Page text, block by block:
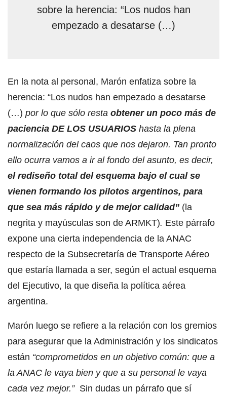
sobre la herencia: “Los nudos han
empezado a desatarse (…)
En la nota al personal, Marón enfatiza sobre la
herencia: “Los nudos han empezado a desatarse
(…) por lo que sólo resta obtener un poco más de
paciencia DE LOS USUARIOS hasta la plena
normalización del caos que nos dejaron. Tan pronto
ello ocurra vamos a ir al fondo del asunto, es decir,
el rediseño total del esquema bajo el cual se
vienen formando los pilotos argentinos, para
que sea más rápido y de mejor calidad” (la
negrita y mayúsculas son de ARMKT). Este párrafo
expone una cierta independencia de la ANAC
respecto de la Subsecretaría de Transporte Aéreo
que estaría llamada a ser, según el actual esquema
del Ejecutivo, la que diseña la política aérea
argentina.
Marón luego se refiere a la relación con los gremios
para asegurar que la Administración y los sindicatos
están “comprometidos en un objetivo común: que a
la ANAC le vaya bien y que a su personal le vaya
cada vez mejor.”Sin dudas un párrafo que sí